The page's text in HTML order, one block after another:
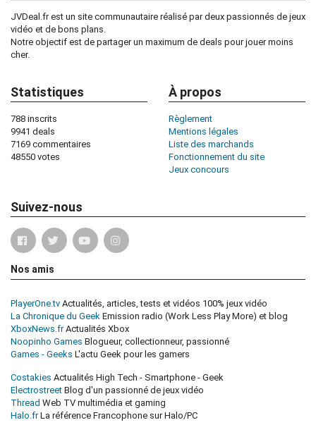
JVDeal.fr est un site communautaire réalisé par deux passionnés de jeux
vidéo et de bons plans.
Notre objectif est de partager un maximum de deals pour jouer moins
cher.
Statistiques
788 inscrits
9941 deals
7169 commentaires
48550 votes
À propos
Règlement
Mentions légales
Liste des marchands
Fonctionnement du site
Jeux concours
Suivez-nous
Nos amis
PlayerOne.tv Actualités, articles, tests et vidéos 100% jeux vidéo
La Chronique du Geek Emission radio (Work Less Play More) et blog
XboxNews.frActualités Xbox
Noopinho Games Blogueur, collectionneur, passionné
Games - Geeks L'actu Geek pour les gamers
Costakies Actualités High Tech - Smartphone - Geek
Electrostreet Blog d'un passionné de jeux vidéo
Thread Web TV multimédia et gaming
Halo.frLa référence Francophone sur Halo/PC